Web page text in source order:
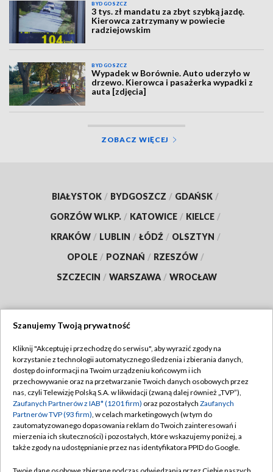
BYDGOSZCZ
3 tys. zł mandatu za zbyt szybką jazdę.
Kierowca zatrzymany w powiecie
radziejowskim
BYDGOSZCZ
Wypadek w Borównie. Auto uderzyło w
drzewo. Kierowca i pasażerka wypadki z
auta [zdjęcia]
ZOBACZ WIĘCEJ
BIAŁYSTOK / BYDGOSZCZ / GDAŃSK /
GORZÓW WLKP. / KATOWICE / KIELCE /
KRAKÓW / LUBLIN / ŁÓDŹ / OLSZTYN /
OPOLE / POZNAŃ / RZESZÓW /
SZCZECIN / WARSZAWA / WROCŁAW
TVP
Abonament TVP
Emisja w TVP
Centrum informacji TVP
Naziemna Telewizja Cyfrowa
Regulamin TVP
Polityka prywatności
Moje zgody
Pomoc
Szanujemy Twoją prywatność
Kliknij "Akceptuję i przechodzę do serwisu", aby wyrazić zgody na
korzystanie z technologii automatycznego śledzenia i zbierania danych,
dostęp do informacji na Twoim urządzeniu końcowym i ich
przechowywanie oraz na przetwarzanie Twoich danych osobowych przez
nas, czyli Telewizję Polską S.A. w likwidacji (zwaną dalej również „TVP”),
Zaufanych Partnerów z IAB* (1201 firm) oraz pozostałych Zaufanych
Partnerów TVP (93 firm), w celach marketingowych (w tym do
zautomatyzowanego dopasowania reklam do Twoich zainteresowań i
mierzenia ich skuteczności) i pozostałych, które wskazujemy poniżej, a
także zgody na udostępnianie przez nas identyfikatora PPID do Google.